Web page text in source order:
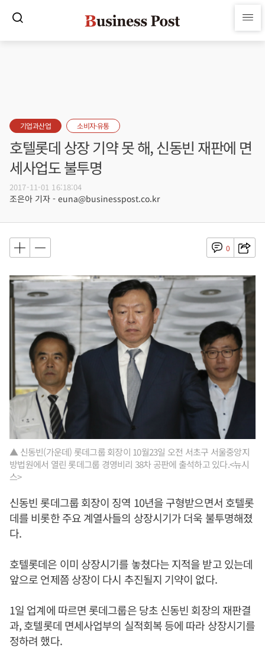
기업과산업 소비자·유통
호텔롯데 상장 기약 못 해, 신동빈 재판에 면
세사업도 불투명
2017-11-01 16:18:04
조은아 기자 - euna@businesspost.co.kr
0
▲ 신동빈(가운데) 롯데그룹 회장이 10월23일 오전 서초구 서울중앙지
방법원에서 열린 롯데그룹 경영비리 38차 공판에 출석하고 있다.<뉴시
스>
신동빈 롯데그룹 회장이 징역 10년을 구형받으면서 호텔롯
데를 비롯한 주요 계열사들의 상장시기가 더욱 불투명해졌
다.
호텔롯데은 이미 상장시기를 놓쳤다는 지적을 받고 있는데
앞으로 언제쯤 상장이 다시 추진될지 기약이 없다.
1일 업계에 따르면 롯데그룹은 당초 신동빈 회장의 재판결
과, 호텔롯데 면세사업부의 실적회복 등에 따라 상장시기를
정하려 했다.